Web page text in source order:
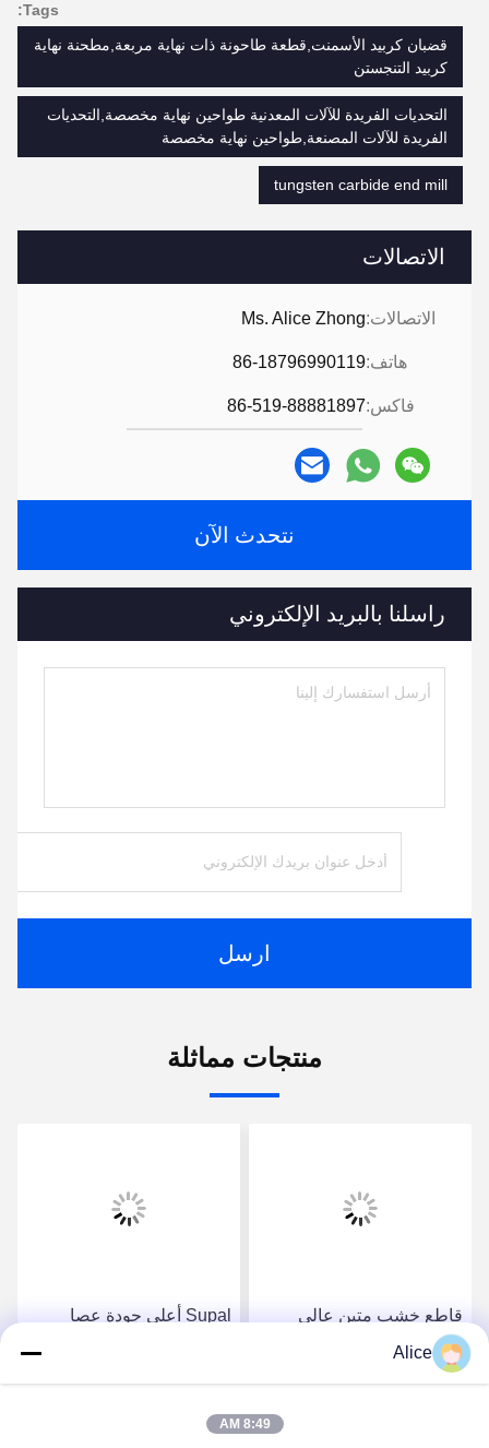
الاتصالات
الاتصالات:Ms. Alice Zhong
هاتف:86-18796990119
فاكس:86-519-88881897
نتحدث الآن
راسلنا بالبريد الإلكتروني
ارسل
Tags:
قضبان كربيد الأسمنت,قطعة طاحونة ذات نهاية مربعة,مطحنة نهاية
كربيد التنجستن
التحديات الفريدة للآلات المعدنية طواحين نهاية مخصصة,التحديات
الفريدة للآلات المصنعة,طواحين نهاية مخصصة
tungsten carbide end mill
منتجات مماثلة
قاطع خشب متين عالي
الدقة من سوبال - مطحنة
نهاية ضغط مركبة من قضيب
احصل على أفضل سعر
Supal أعلى جودة عصا
Alice
8:49 AM